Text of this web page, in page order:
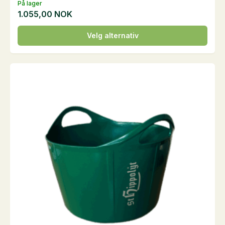
På lager
1.055,00 NOK
Velg alternativ
Dette
produktet
har
produktsiden